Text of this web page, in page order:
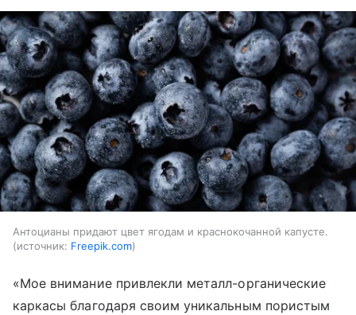
Антоцианы придают цвет ягодам и краснокочанной капусте.
источник: Freepik.com
«Мое внимание привлекли металл-органические
каркасы благодаря своим уникальным пористым